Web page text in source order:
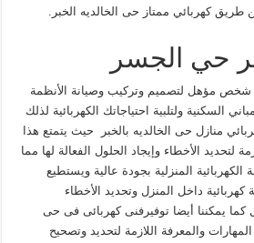
كهربائي ممتاز حى الخالديه الخبر.
حي الجسر
شخص مؤهل لتصميم وتركيب وصيانة الأنظمة
السكنية ولتلبية احتياجاتك الكهربائية لذلك
منازل حى الخالديه بالخبر حيث يتمتع هذا
لتحديد الأخطاء وإيجاد الحلول الفعالة لها مما
الكهربائية المنزلية بجودة عالية ويستطيع
داخل المنزل وتحديد الأخطاء
يمكننا أيضا توفيرفنى كهربائى فى حى
والمعرفة اللازمة لتحديد وتصحيح